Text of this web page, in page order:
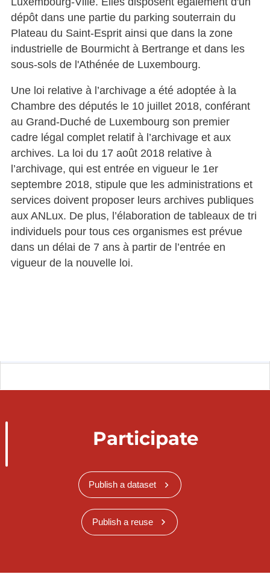
dépôt dans une partie du parking souterrain du
Plateau du Saint-Esprit ainsi que dans la zone
industrielle de Bourmicht à Bertrange et dans les
sous-sols de l'Athénée de Luxembourg.
Une loi relative à l’archivage a été adoptée à la
Chambre des députés le 10 juillet 2018, conférant
au Grand-Duché de Luxembourg son premier
cadre légal complet relatif à l’archivage et aux
archives. La loi du 17 août 2018 relative à
l’archivage, qui est entrée en vigueur le 1er
septembre 2018, stipule que les administrations et
services doivent proposer leurs archives publiques
aux ANLux. De plus, l’élaboration de tableaux de tri
individuels pour tous ces organismes est prévue
dans un délai de 7 ans à partir de l’entrée en
vigueur de la nouvelle loi.
Participate
Publish a dataset
Publish a reuse